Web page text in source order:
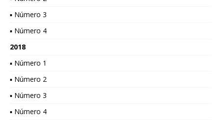
▪ Número 3
▪ Número 4
2018
▪ Número 1
▪ Número 2
▪ Número 3
▪ Número 4